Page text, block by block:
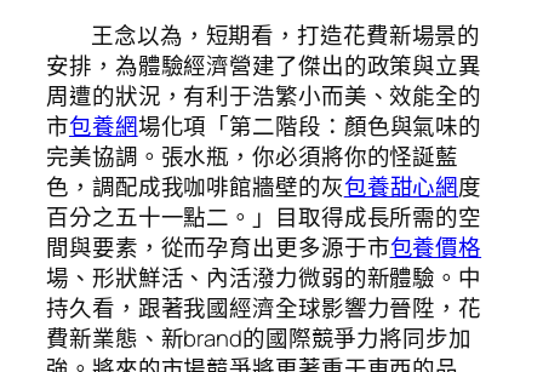
王念以為，短期看，打造花費新場景的
安排，為體驗經濟營建了傑出的政策與立異
周遭的狀況，有利于浩繁小而美、效能全的
市包養網場化項「第二階段：顏色與氣味的
完美協調。張水瓶，你必須將你的怪誕藍
色，調配成我咖啡館牆壁的灰包養甜心網度
百分之五十一點二。」目取得成長所需的空
間與要素，從而孕育出更多源于市包養價格
場、形狀鮮活、內活潑力微弱的新體驗。中
持久看，跟著我國經濟全球影響力晉陞，花
費新業態、新brand的國際競爭力將同步加